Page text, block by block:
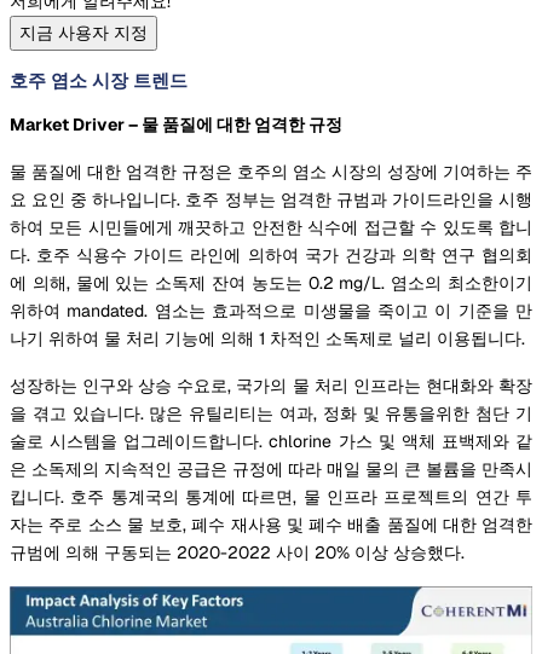
지금 사용자 지정
호주 염소 시장 트렌드
Market Driver – 물 품질에 대한 엄격한 규정
물 품질에 대한 엄격한 규정은 호주의 염소 시장의 성장에 기여하는 주
요 요인 중 하나입니다. 호주 정부는 엄격한 규범과 가이드라인을 시행
하여 모든 시민들에게 깨끗하고 안전한 식수에 접근할 수 있도록 합니
다. 호주 식용수 가이드 라인에 의하여 국가 건강과 의학 연구 협의회
에 의해, 물에 있는 소독제 잔여 농도는 0.2 mg/L. 염소의 최소한이기
위하여 mandated. 염소는 효과적으로 미생물을 죽이고 이 기준을 만
나기 위하여 물 처리 기능에 의해 1 차적인 소독제로 널리 이용됩니다.
성장하는 인구와 상승 수요로, 국가의 물 처리 인프라는 현대화와 확장
을 겪고 있습니다. 많은 유틸리티는 여과, 정화 및 유통을위한 첨단 기
술로 시스템을 업그레이드합니다. chlorine 가스 및 액체 표백제와 같
은 소독제의 지속적인 공급은 규정에 따라 매일 물의 큰 볼륨을 만족시
킵니다. 호주 통계국의 통계에 따르면, 물 인프라 프로젝트의 연간 투
자는 주로 소스 물 보호, 폐수 재사용 및 폐수 배출 품질에 대한 엄격한
규범에 의해 구동되는 2020-2022 사이 20% 이상 상승했다.